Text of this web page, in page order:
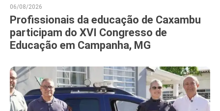
06/08/2026
Profissionais da educação de Caxambu
participam do XVI Congresso de
Educação em Campanha, MG